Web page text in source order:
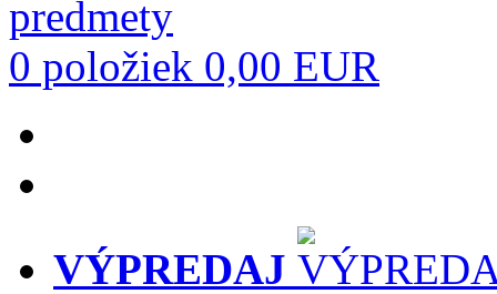
0 položiek 0,00 EUR
VÝPREDAJ